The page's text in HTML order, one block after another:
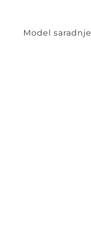
Model saradnje